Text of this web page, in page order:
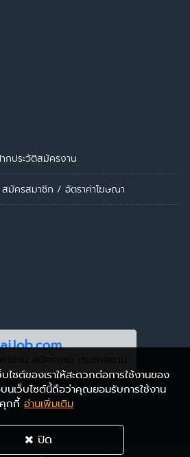
กประวัติสมัครงาน
สมัครสมาชิก / อัตราค่าโฆษณา
ไซต์ของเราให้สะดวกต่อการใช้งานของ
นเว็บไซต์นี้ถือว่าคุณยอมรับการใช้งาน
คุกกี้ อ่านเพิ่มเติม
ปิด